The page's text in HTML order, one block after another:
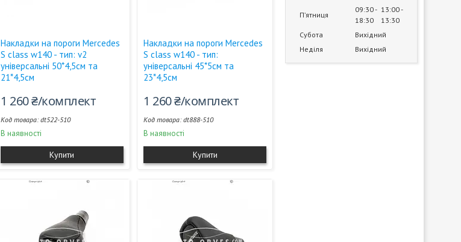
Накладки на пороги Mercedes
S class w140 - тип: v2
універсальні 50*4,5см та
21*4,5см
1 260 ₴/комплект
dt522-510
В наявності
Купити
Накладки на пороги Mercedes
S class w140 - тип:
універсальні 45*5см та
23*4,5см
1 260 ₴/комплект
dt888-510
В наявності
Купити
Пʼятниця
09:30
18:30
13:00
13:30
Субота
Вихідний
Неділя
Вихідний